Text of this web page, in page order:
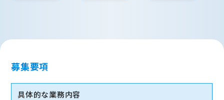
募集要項
具体的な業務内容